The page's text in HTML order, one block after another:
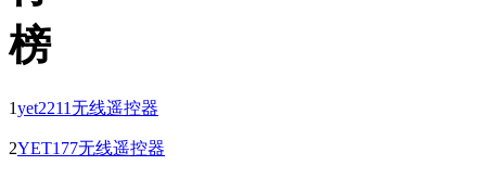
1yet2211无线遥控器
2YET177无线遥控器